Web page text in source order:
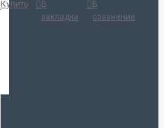
Купить
В
закладки
В
сравнение